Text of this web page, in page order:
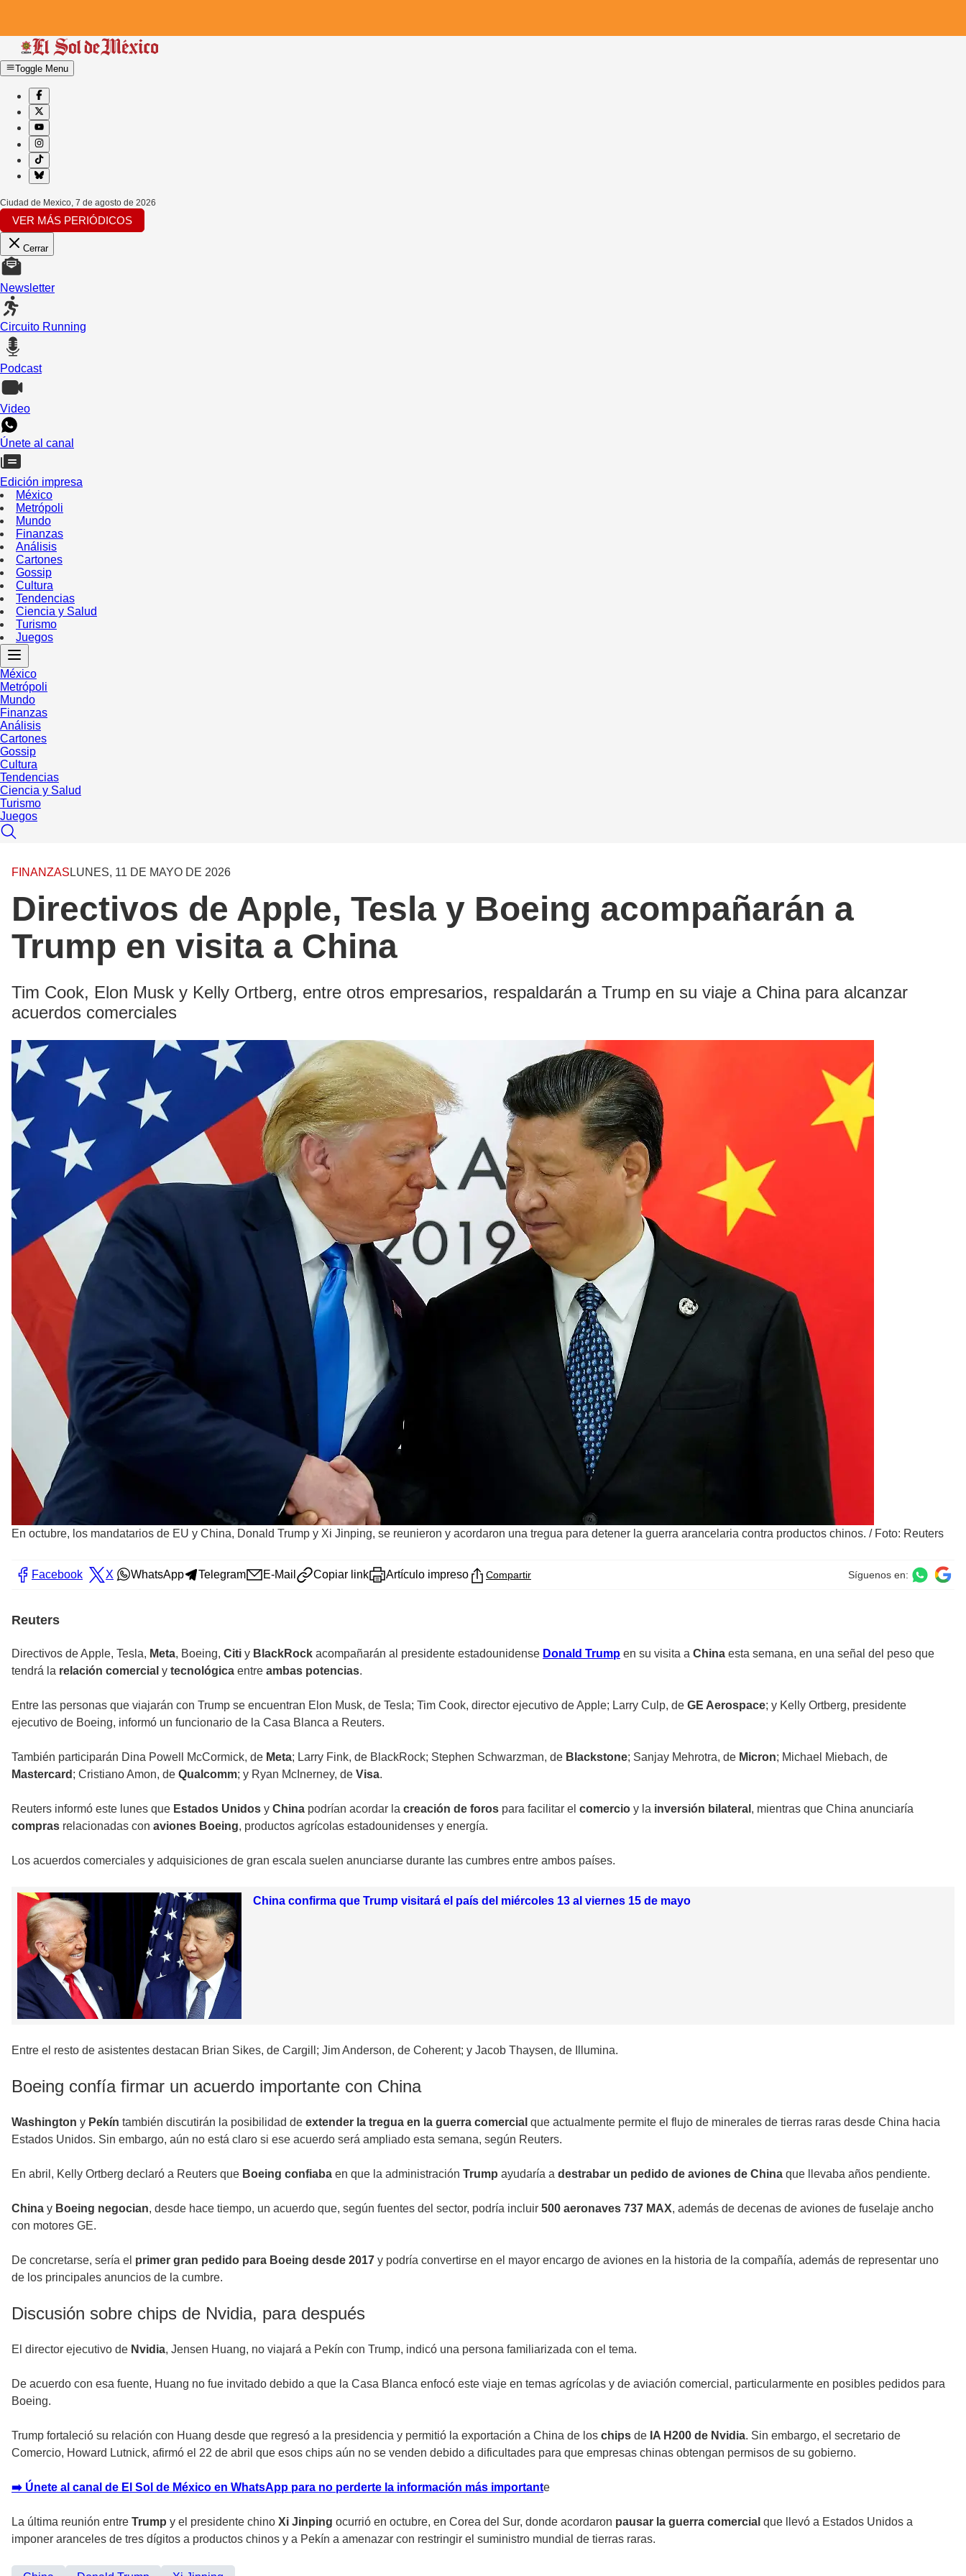
Toggle Menu
Ciudad de Mexico, 7 de agosto de 2026
VER MÁS PERIÓDICOS
Cerrar
Newsletter
Circuito Running
Podcast
Video
Únete al canal
Edición impresa
México
Metrópoli
Mundo
Finanzas
Análisis
Cartones
Gossip
Cultura
Tendencias
Ciencia y Salud
Turismo
Juegos
México
Metrópoli
Mundo
Finanzas
Análisis
Cartones
Gossip
Cultura
Tendencias
Ciencia y Salud
Turismo
Juegos
FINANZAS LUNES, 11 DE MAYO DE 2026
Directivos de Apple, Tesla y Boeing acompañarán a
Trump en visita a China
Tim Cook, Elon Musk y Kelly Ortberg, entre otros empresarios, respaldarán a Trump en su viaje a China para alcanzar
acuerdos comerciales
En octubre, los mandatarios de EU y China, Donald Trump y Xi Jinping, se reunieron y acordaron una tregua para detener la guerra arancelaria contra productos chinos. / Foto: Reuters
Facebook X WhatsApp Telegram E-Mail Copiar link Artículo impreso Compartir Síguenos en:
Reuters
Directivos de Apple, Tesla, Meta, Boeing, Citi y BlackRock acompañarán al presidente estadounidense Donald Trump en su visita a China esta semana, en una señal del peso que
tendrá la relación comercial y tecnológica entre ambas potencias.
Entre las personas que viajarán con Trump se encuentran Elon Musk, de Tesla; Tim Cook, director ejecutivo de Apple; Larry Culp, de GE Aerospace; y Kelly Ortberg, presidente
ejecutivo de Boeing, informó un funcionario de la Casa Blanca a Reuters.
También participarán Dina Powell McCormick, de Meta; Larry Fink, de BlackRock; Stephen Schwarzman, de Blackstone; Sanjay Mehrotra, de Micron; Michael Miebach, de
Mastercard ; Cristiano Amon, de Qualcomm; y Ryan McInerney, de Visa.
Reuters informó este lunes que Estados Unidos y China podrían acordar la creación de foros para facilitar el comercio y la inversión bilateral , mientras que China anunciaría
compras relacionadas con aviones Boeing, productos agrícolas estadounidenses y energía.
Los acuerdos comerciales y adquisiciones de gran escala suelen anunciarse durante las cumbres entre ambos países.
China confirma que Trump visitará el país del miércoles 13 al viernes 15 de mayo
Entre el resto de asistentes destacan Brian Sikes, de Cargill; Jim Anderson, de Coherent; y Jacob Thaysen, de Illumina.
Boeing confía firmar un acuerdo importante con China
Washington y Pekín también discutirán la posibilidad de extender la tregua en la guerra comercial que actualmente permite el flujo de minerales de tierras raras desde China hacia
Estados Unidos. Sin embargo, aún no está claro si ese acuerdo será ampliado esta semana, según Reuters.
En abril, Kelly Ortberg declaró a Reuters que Boeing confiaba en que la administración Trump ayudaría a destrabar un pedido de aviones de China que llevaba años pendiente.
China y Boeing negocian, desde hace tiempo, un acuerdo que, según fuentes del sector, podría incluir 500 aeronaves 737 MAX, además de decenas de aviones de fuselaje ancho
con motores GE.
De concretarse, sería el primer gran pedido para Boeing desde 2017 y podría convertirse en el mayor encargo de aviones en la historia de la compañía, además de representar uno
de los principales anuncios de la cumbre.
Discusión sobre chips de Nvidia, para después
El director ejecutivo de Nvidia, Jensen Huang, no viajará a Pekín con Trump, indicó una persona familiarizada con el tema.
De acuerdo con esa fuente, Huang no fue invitado debido a que la Casa Blanca enfocó este viaje en temas agrícolas y de aviación comercial, particularmente en posibles pedidos para
Boeing.
Trump fortaleció su relación con Huang desde que regresó a la presidencia y permitió la exportación a China de los chips de IA H200 de Nvidia. Sin embargo, el secretario de
Comercio, Howard Lutnick, afirmó el 22 de abril que esos chips aún no se venden debido a dificultades para que empresas chinas obtengan permisos de su gobierno.
➡️ Únete al canal de El Sol de México en WhatsApp para no perderte la información más importante
La última reunión entre Trump y el presidente chino Xi Jinping ocurrió en octubre, en Corea del Sur, donde acordaron pausar la guerra comercial que llevó a Estados Unidos a
imponer aranceles de tres dígitos a productos chinos y a Pekín a amenazar con restringir el suministro mundial de tierras raras.